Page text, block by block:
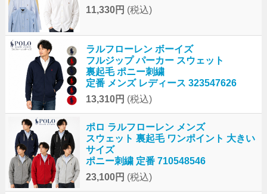
11,330円 (税込)
ラルフローレン ボーイズ
フルジップ パーカー スウェット
裏起毛 ポニー刺繍
定番 メンズ レディース 323547626
13,310円 (税込)
ポロ ラルフローレン メンズ
スウェット 裏起毛 ワンポイント 大きい
サイズ
ポニー刺繍 定番 710548546
23,100円 (税込)